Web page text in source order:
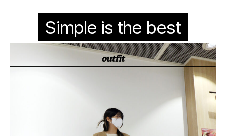
Simple is the best